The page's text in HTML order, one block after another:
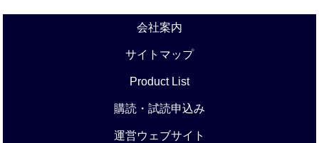
会社案内
サイトマップ
Product List
購読・試読申込み
運営ウェブサイト